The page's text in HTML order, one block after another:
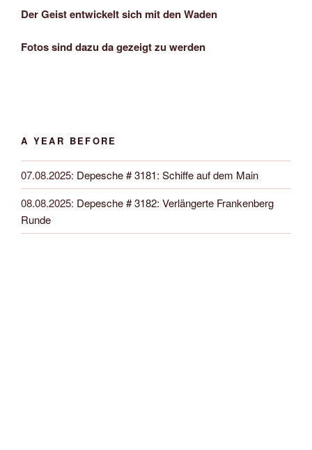
Der Geist entwickelt sich mit den Waden
Fotos sind dazu da gezeigt zu werden
A YEAR BEFORE
07.08.2025: Depesche # 3181: Schiffe auf dem Main
08.08.2025: Depesche # 3182: Verlängerte Frankenberg
Runde